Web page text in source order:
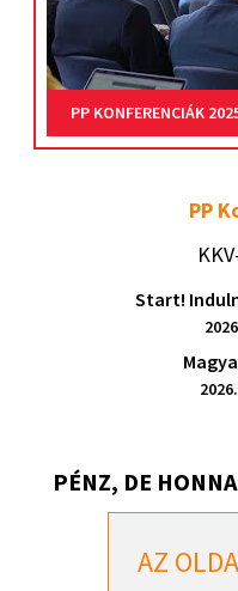
AZ
PP KONFERENCIÁK
PP
Start!
PÉNZ, DE